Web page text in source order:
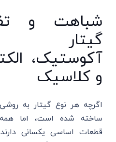
شباهت و
گیتار
آکوستیک،
و کلاسیک
اگرچه هر نوع گیتار به
ساخته شده است، اما
قطعات اساسی یکسانی